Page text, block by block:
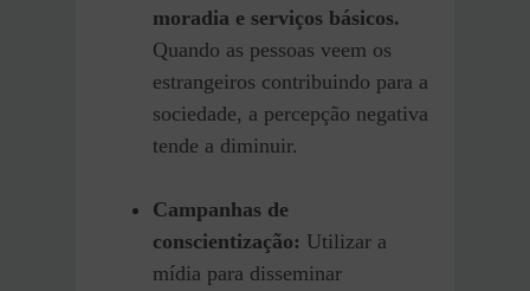
moradia e serviços básicos.
Quando as pessoas veem os
estrangeiros contribuindo para a
sociedade, a percepção negativa
tende a diminuir.
Campanhas de
conscientização: Utilizar a
mídia para disseminar